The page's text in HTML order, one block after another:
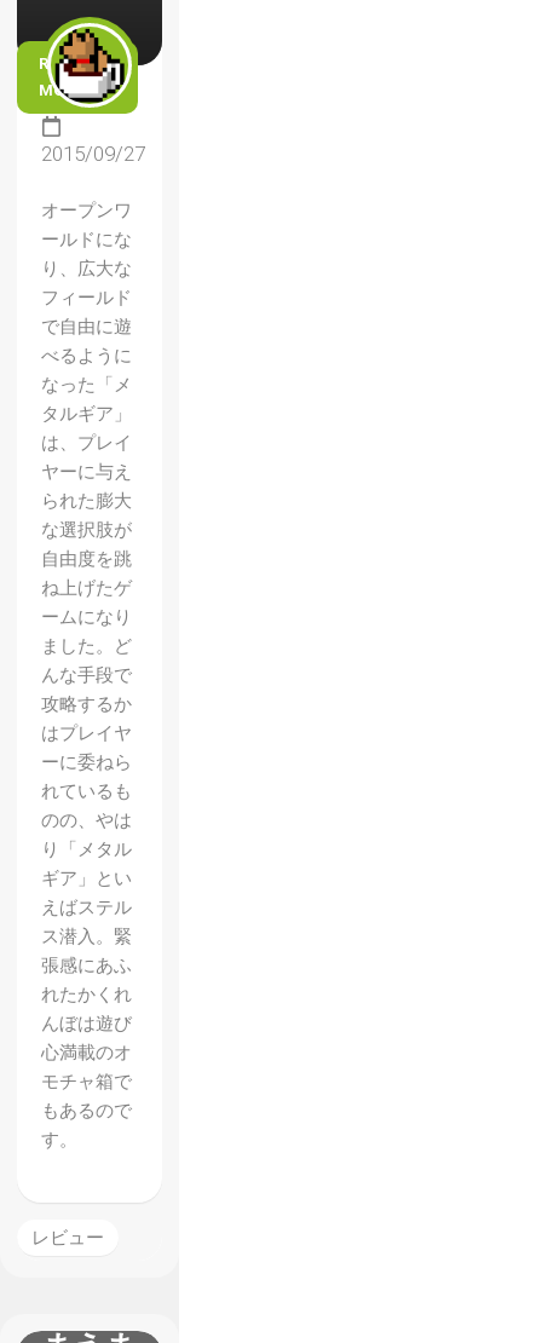
READ
MORE
2015/09/27
オープンワ
ールドにな
り、広大な
フィールド
で自由に遊
べるように
なった「メ
タルギア」
は、プレイ
ヤーに与え
られた膨大
な選択肢が
自由度を跳
ね上げたゲ
ームになり
ました。ど
んな手段で
攻略するか
はプレイヤ
ーに委ねら
れているも
のの、やは
り「メタル
ギア」とい
えばステル
ス潜入。緊
張感にあふ
れたかくれ
んぼは遊び
心満載のオ
モチャ箱で
もあるので
す。
レビュー
【メタ
ルギア
ソリッ
ド5 フ
ァント
ムペイ
ン】
1stイ
ンプレ
ッショ
ン 隠